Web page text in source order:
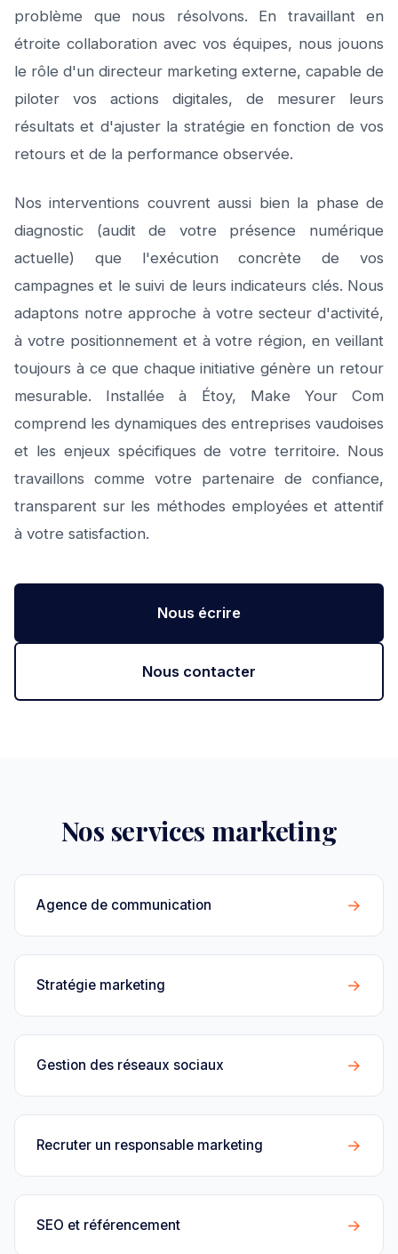
problème que nous résolvons. En travaillant en
étroite collaboration avec vos équipes, nous jouons
le rôle d'un directeur marketing externe, capable de
piloter vos actions digitales, de mesurer leurs
résultats et d'ajuster la stratégie en fonction de vos
retours et de la performance observée.
Nos interventions couvrent aussi bien la phase de
diagnostic (audit de votre présence numérique
actuelle) que l'exécution concrète de vos
campagnes et le suivi de leurs indicateurs clés. Nous
adaptons notre approche à votre secteur d'activité,
à votre positionnement et à votre région, en veillant
toujours à ce que chaque initiative génère un retour
mesurable. Installée à Étoy, Make Your Com
comprend les dynamiques des entreprises vaudoises
et les enjeux spécifiques de votre territoire. Nous
travaillons comme votre partenaire de confiance,
transparent sur les méthodes employées et attentif
à votre satisfaction.
Nous écrire
Nous contacter
Nos services marketing
Agence de communication →
Stratégie marketing →
Gestion des réseaux sociaux →
Recruter un responsable marketing →
SEO et référencement →